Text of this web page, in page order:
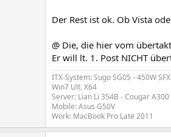
Der Rest ist ok. Ob Vista
@ Die, die hier vom
Er will lt. 1. Post NICHT
ITX-System: Sugo SG05 - 450W
Win7 Ult. X64
Server: Lian Li 354B - Cougar
Mobile: Asus G50V
Work: MacBook Pro Late 2011